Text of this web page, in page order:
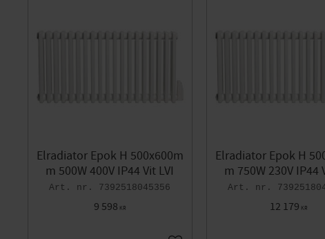
Elradiator Epok H 500x600m
m 500W 400V IP44 Vit LVI
7392518045356
9 598 KR
Elradiator Epok H
m 750W 230V IP44
12 179 KR